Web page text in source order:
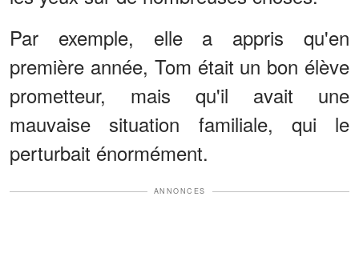
Par exemple, elle a appris qu'en
première année, Tom était un bon élève
prometteur, mais qu'il avait une
mauvaise situation familiale, qui le
perturbait énormément.
ANNONCES